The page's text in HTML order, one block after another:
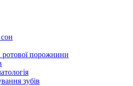
ротової порожнини
зубів